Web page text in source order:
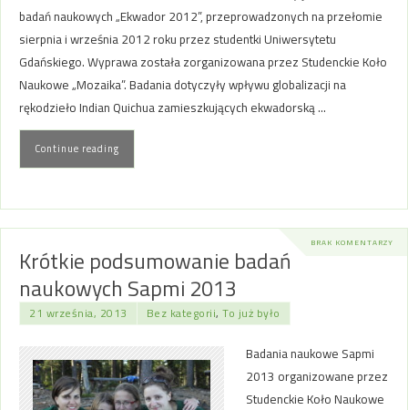
badań naukowych „Ekwador 2012”, przeprowadzonych na przełomie
sierpnia i września 2012 roku przez studentki Uniwersytetu
Gdańskiego. Wyprawa została zorganizowana przez Studenckie Koło
Naukowe „Mozaika”. Badania dotyczyły wpływu globalizacji na
rękodzieło Indian Quichua zamieszkujących ekwadorską …
Continue reading
BRAK KOMENTARZY
Krótkie podsumowanie badań
naukowych Sapmi 2013
21 września, 2013 Bez kategorii,To już było
Badania naukowe Sapmi
2013 organizowane przez
Studenckie Koło Naukowe